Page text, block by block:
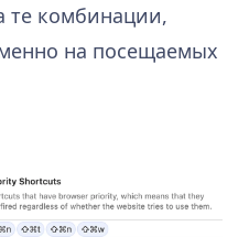
те комбинации,
на посещаемых